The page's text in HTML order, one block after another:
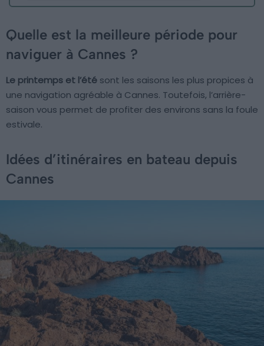
Quelle est la meilleure période pour
naviguer à Cannes ?
Le printemps et l’été sont les saisons les plus propices à
une navigation agréable à Cannes. Toutefois, l’arrière-
saison vous permet de profiter des environs sans la foule
estivale.
Idées d’itinéraires en bateau depuis
Cannes